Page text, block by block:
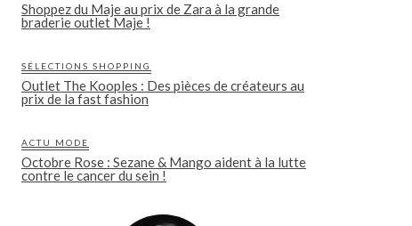
Shoppez du Maje au prix de Zara à la grande
braderie outlet Maje !
SÉLECTIONS SHOPPING
Outlet The Kooples : Des pièces de créateurs au
prix de la fast fashion
ACTU MODE
Octobre Rose : Sezane & Mango aident à la lutte
contre le cancer du sein !